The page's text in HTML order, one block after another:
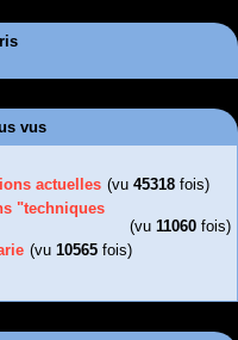
vus
actuelles (vu 45318 fois)
"techniques
(vu 11060 fois)
(vu 10565 fois)